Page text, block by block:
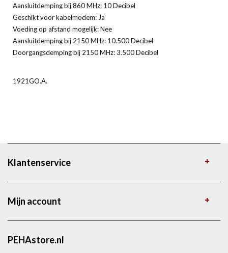
Aansluitdemping bij 860 MHz: 10 Decibel
Geschikt voor kabelmodem: Ja
Voeding op afstand mogelijk: Nee
Aansluitdemping bij 2150 MHz: 10.500 Decibel
Doorgangsdemping bij 2150 MHz: 3.500 Decibel
1921GO.A.
Klantenservice
Mijn account
PEHAstore.nl